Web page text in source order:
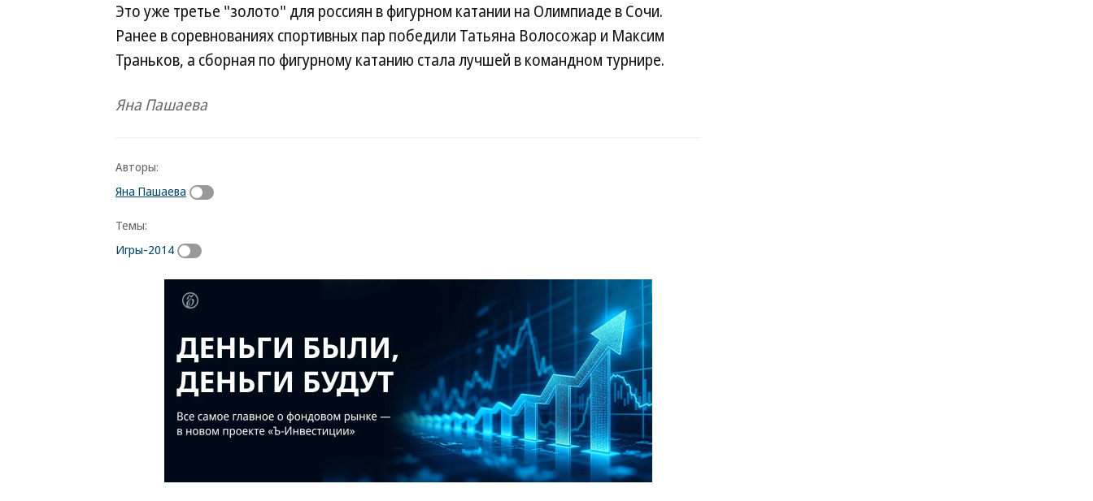
Это уже третье "золото" для россиян в фигурном катании на Олимпиаде в Сочи.
Ранее в соревнованиях спортивных пар победили Татьяна Волосожар и Максим
Траньков, а сборная по фигурному катанию стала лучшей в командном турнире.
Яна Пашаева
Авторы:
Яна Пашаева
Темы:
Игры-2014